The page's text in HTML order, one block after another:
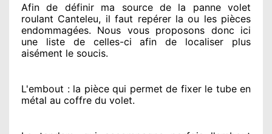
Afin de définir ma sourcede la panne volet
roulant Canteleu, il faut repérerla ou les pièces
endommagées. Nous vous proposons donc ici
une liste de celles-ci afin de localiser plus
aisément le soucis.
L'embout : la pièce qui permet de fixer le tube en
métal au coffre du volet.